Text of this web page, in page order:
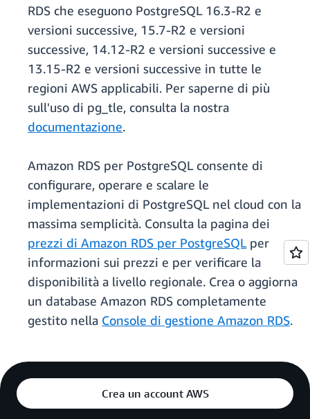
RDS che eseguono PostgreSQL 16.3-R2 e
versioni successive, 15.7-R2 e versioni
successive, 14.12-R2 e versioni successive e
13.15-R2 e versioni successive in tutte le
regioni AWS applicabili. Per saperne di più
sull'uso di pg_tle, consulta la nostra
documentazione.
Amazon RDS per PostgreSQL consente di
configurare, operare e scalare le
implementazioni di PostgreSQL nel cloud con la
massima semplicità. Consulta la pagina dei
prezzi di Amazon RDS per PostgreSQLper
informazioni sui prezzi e per verificare la
disponibilità a livello regionale. Crea o aggiorna
un database Amazon RDS completamente
gestito nella Console di gestione Amazon RDS.
Crea un account AWS